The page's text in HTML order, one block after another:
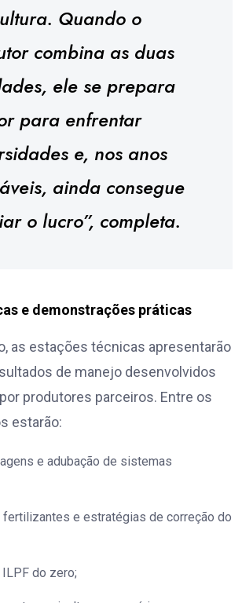
Quando o
combina as duas
ele se prepara
para enfrentar
e, nos anos
ainda consegue
o lucro”, completa.
e demonstrações práticas
as estações técnicas apresentarão
de manejo desenvolvidos
produtores parceiros. Entre os
estarão:
e adubação de sistemas
fertilizantes e estratégias de correção do
do zero;